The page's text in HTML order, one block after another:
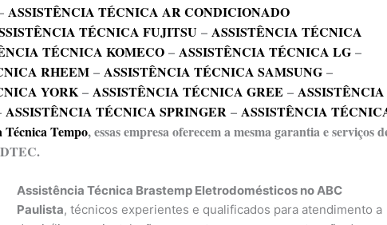
ASSISTÊNCIA TÉCNICA AR CONDICIONADO
TÉCNICA FUJITSU –ASSISTÊNCIA TÉCNICA
TÉCNICA KOMECO –ASSISTÊNCIA TÉCNICA LG –
RHEEM –ASSISTÊNCIA TÉCNICA SAMSUNG –
YORK–ASSISTÊNCIA TÉCNICA GREE –ASSISTÊNCIA
ASSISTÊNCIA TÉCNICA SPRINGER –ASSISTÊNCIA
Técnica Tempo, essas empresa oferecem a mesma garantia e serviços
Assistência Técnica Brastemp Eletrodomésticos no ABC
Paulista, técnicos experientes e qualificados para atendimento a